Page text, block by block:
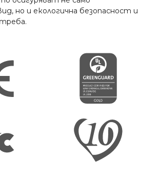
но и екологична безопасност и